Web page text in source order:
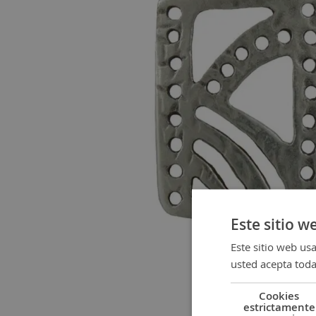
Este sitio
Este sitio web
usted acepta
Cookies
estrictamente